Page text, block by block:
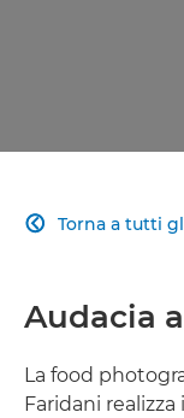
Torna a tutti

Audacia
La food
Faridani